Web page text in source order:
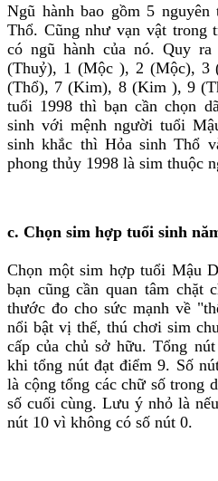
Ngũ hành bao gồm 5
Thổ. Cũng như vạn vật trong
có ngũ hành của nó. Quy
(Thuỷ), 1 (Mộc ), 2 (Mộc), 3
(Thổ), 7 (Kim), 8 (Kim ), 9
tuổi 1998 thì bạn cần chọn
sinh với mệnh người tuổi
sinh khắc thì Hỏa sinh Thổ
phong thủy 1998 là sim thuộc
c. Chọn sim hợp tuổi sinh
Chọn một sim hợp tuổi Mậu
bạn cũng cần quan tâm chặt
thước đo cho sức mạnh về
nổi bật vị thế, thú chơi sim
cấp của chủ sở hữu. Tổng
khi tổng nút đạt điểm 9. Số
là cộng tổng các chữ số trong
số cuối cùng. Lưu ý nhỏ là
nút 10 vì không có số nút 0.